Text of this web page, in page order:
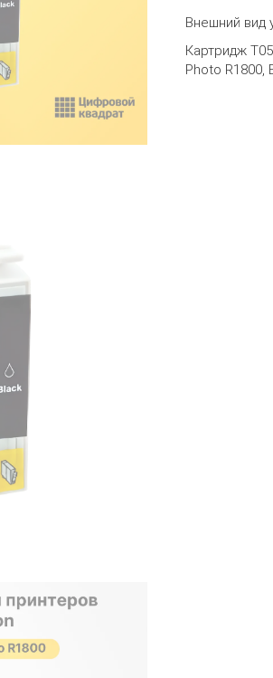
Внешний вид
Картридж
Photo R1800,